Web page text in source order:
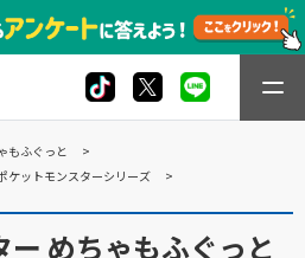
もふぐっと
ケットモンスターシリーズ
めちゃもふぐっと